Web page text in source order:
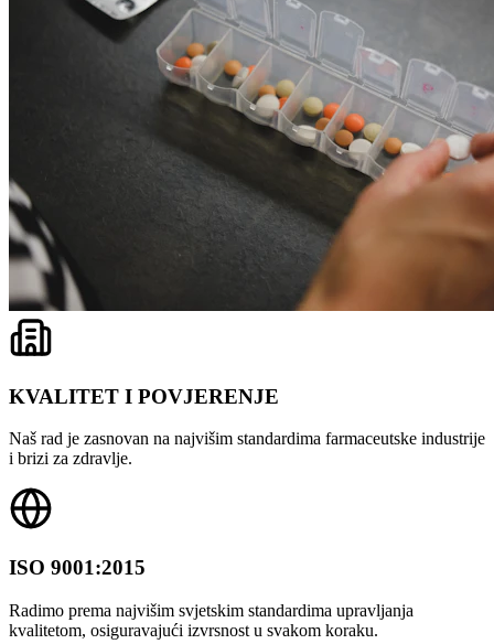
KVALITET I POVJERENJE
Naš rad je zasnovan na najvišim standardima farmaceutske industrije
i brizi za zdravlje.
ISO 9001:2015
Radimo prema najvišim svjetskim standardima upravljanja
kvalitetom, osiguravajući izvrsnost u svakom koraku.